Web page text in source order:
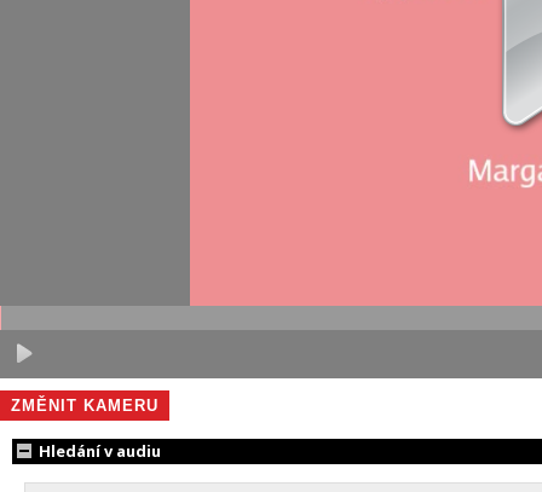
ZMĚNIT KAMERU
Hledání v audiu